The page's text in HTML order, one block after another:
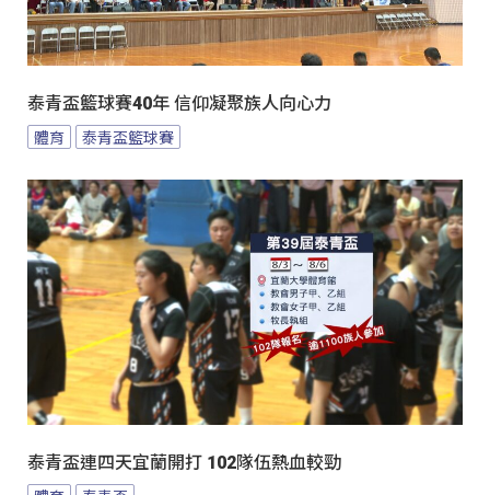
泰青盃籃球賽40年 信仰凝聚族人向心力
體育 泰青盃籃球賽
泰青盃連四天宜蘭開打 102隊伍熱血較勁